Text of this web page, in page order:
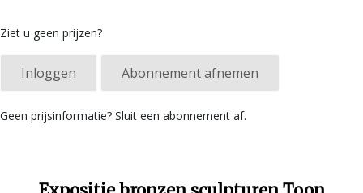
Ziet u geen prijzen?
Inloggen Abonnement afnemen
Geen prijsinformatie? Sluit een abonnement af.